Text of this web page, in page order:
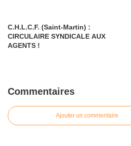
C.H.L.C.F. (Saint-Martin) :
CIRCULAIRE SYNDICALE AUX
AGENTS !
Commentaires
Ajouter un commentaire